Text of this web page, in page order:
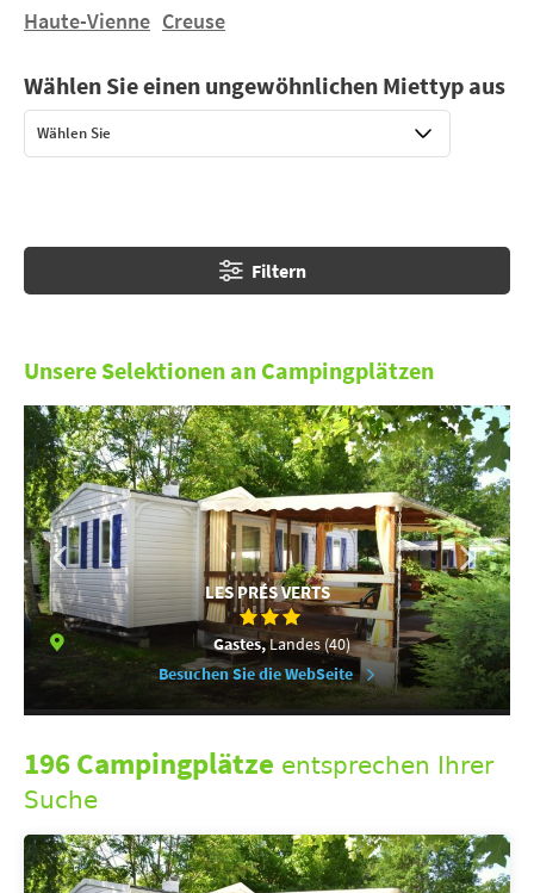
Haute-Vienne Creuse
Wählen Sie einen ungewöhnlichen Miettyp aus
Filtern
Unsere Selektionen an Campingplätzen
LES PRÉS VERTS
Gastes,Landes (40)
Besuchen Sie die WebSeite
196 Campingplätze entsprechen Ihrer
Suche